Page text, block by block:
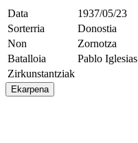
Data
1937/05/23
Sorterria
Donostia
Non
Zornotza
Batalloia
Pablo Iglesias
Zirkunstantziak